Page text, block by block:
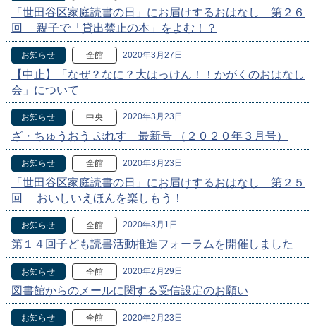
「世田谷区家庭読書の日」にお届けするおはなし 第２６
回 親子で「貸出禁止の本」をよむ！？
お知らせ 全館 2020年3月27日
【中止】「なぜ？なに？大はっけん！！かがくのおはなし
会」について
お知らせ 中央 2020年3月23日
ざ・ちゅうおう ぷれす 最新号 （２０２０年３月号）
お知らせ 全館 2020年3月23日
「世田谷区家庭読書の日」にお届けするおはなし 第２５
回 おいしいえほんを楽しもう！
お知らせ 全館 2020年3月1日
第１４回子ども読書活動推進フォーラムを開催しました
お知らせ 全館 2020年2月29日
図書館からのメールに関する受信設定のお願い
お知らせ 全館 2020年2月23日